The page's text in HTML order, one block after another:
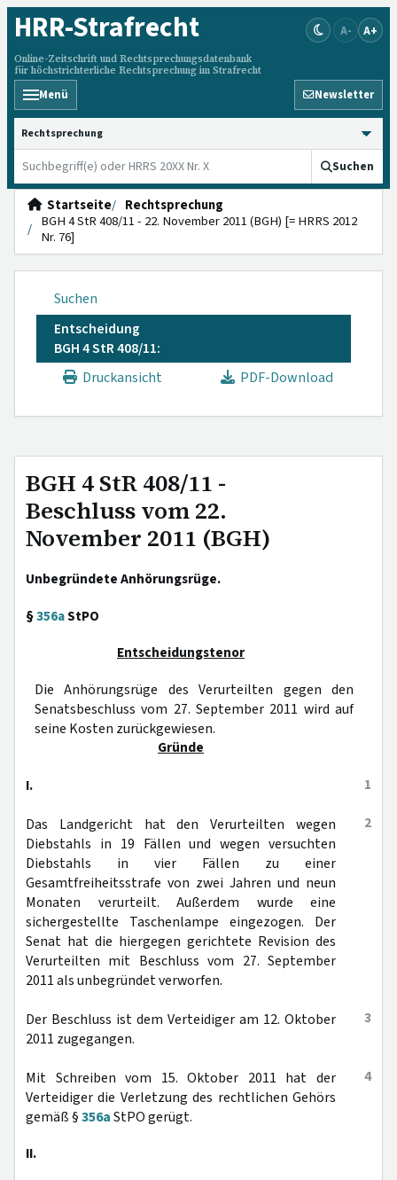
HRR-Strafrecht
Online-Zeitschrift und Rechtsprechungsdatenbank
für höchstrichterliche Rechtsprechung im Strafrecht
A- A+
Menü Newsletter
HRRS durchsuchen
Suchen
Startseite
Rechtsprechung
BGH 4 StR 408/11 - 22. November 2011 (BGH) [= HRRS 2012
Nr. 76]
Suchen
Entscheidung
BGH 4 StR 408/11:
Druckansicht
PDF-Download
BGH 4 StR 408/11 -
Beschluss vom 22.
November 2011 (BGH)
Unbegründete Anhörungsrüge.
§356aStPO
Entscheidungstenor
Die Anhörungsrüge des Verurteilten gegen den
Senatsbeschluss vom 27. September 2011 wird auf
seine Kosten zurückgewiesen.
Gründe
1
I.
2
Das Landgericht hat den Verurteilten wegen
Diebstahls in 19 Fällen und wegen versuchten
Diebstahls in vier Fällen zu einer
Gesamtfreiheitsstrafe von zwei Jahren und neun
Monaten verurteilt. Außerdem wurde eine
sichergestellte Taschenlampe eingezogen. Der
Senat hat die hiergegen gerichtete Revision des
Verurteilten mit Beschluss vom 27. September
2011 als unbegründet verworfen.
3
Der Beschluss ist dem Verteidiger am 12. Oktober
2011 zugegangen.
4
Mit Schreiben vom 15. Oktober 2011 hat der
Verteidiger die Verletzung des rechtlichen Gehörs
gemäß §356aStPO gerügt.
II.